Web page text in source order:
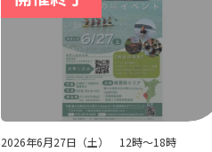
2026年6月27日（土） 12時～18時